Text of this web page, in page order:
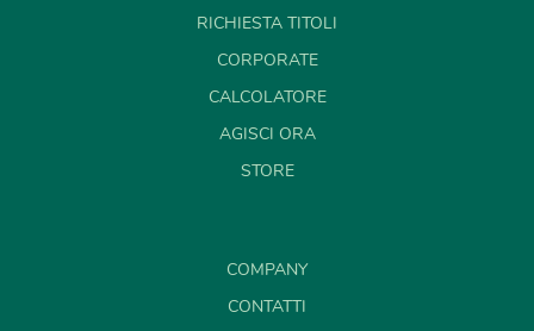
RICHIESTA TITOLI
CORPORATE
CALCOLATORE
AGISCI ORA
STORE
COMPANY
CONTATTI